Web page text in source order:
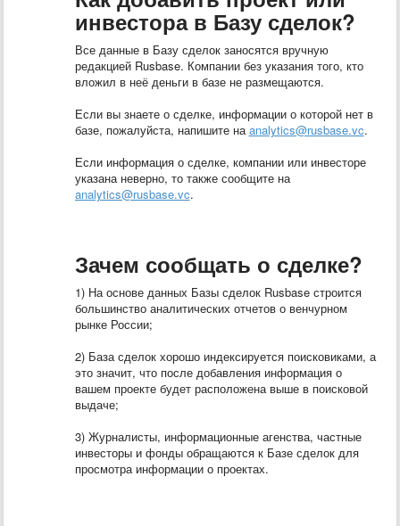
инвестора в Базу сделок?
Все данные в Базу сделок заносятся вручную
редакцией Rusbase. Компании без указания того, кто
вложил в неё деньги в базе не размещаются.
Если вы знаете о сделке, информации о которой нет в
базе, пожалуйста, напишите наanalytics@rusbase.vc.
Если информация о сделке, компании или инвесторе
указана неверно, то также сообщите на
analytics@rusbase.vc.
Зачем сообщать о сделке?
1) На основе данных Базы сделок Rusbase строится
большинство аналитических отчетов о венчурном
рынке России;
2) База сделок хорошо индексируется поисковиками, а
это значит, что после добавления информация о
вашем проекте будет расположена выше в поисковой
выдаче;
3) Журналисты, информационные агенства, частные
инвесторы и фонды обращаются к Базе сделок для
просмотра информации о проектах.